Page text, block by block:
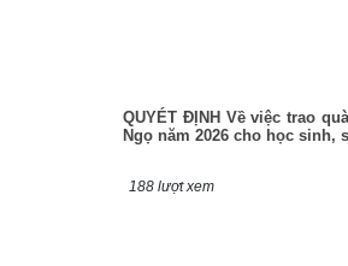
QUYÉT ĐỊNH Về việc trao
Ngọ năm 2026 cho học sinh,
188 lượt xem